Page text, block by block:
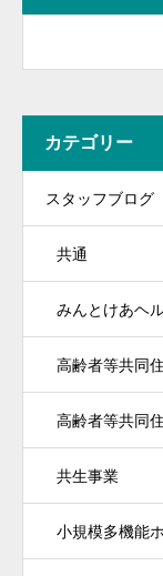
カテゴリー
スタッフブログ
共通
みんとけあヘ
高齢者等共同
高齢者等共同
共生事業
小規模多機能